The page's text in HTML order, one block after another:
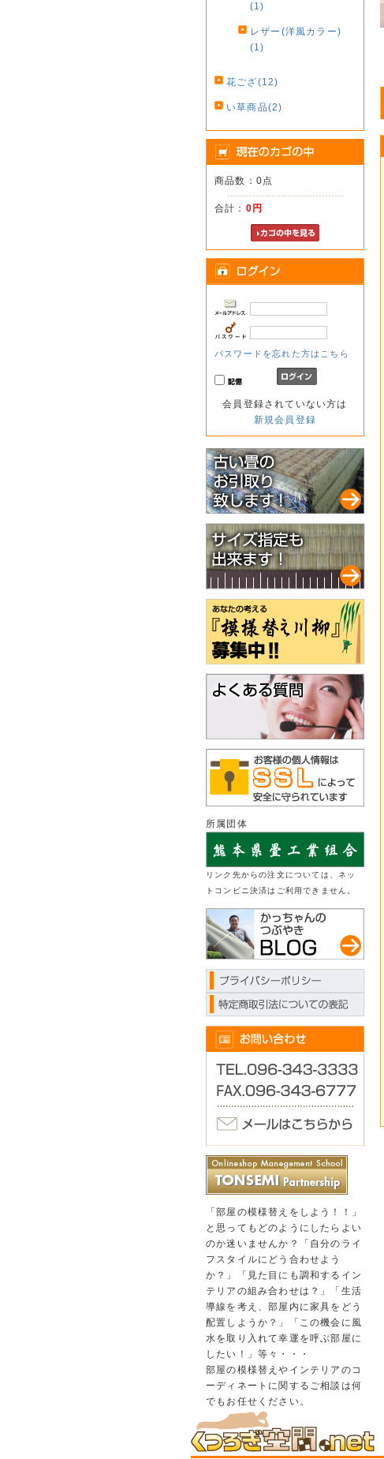
(1)
レザー(洋風カラー)
(1)
花ござ(12)
い草商品(2)
商品数：0点
合計： 0円
パスワードを忘れた方はこちら
会員登録されていない方は
新規会員登録
所属団体
リンク先からの注文については、ネッ
トコンビニ決済はご利用できません。
「部屋の模様替えをしよう！！」
と思ってもどのようにしたらよい
のか迷いませんか？「自分のライ
フスタイルにどう合わせよう
か？」「見た目にも調和するイン
テリアの組み合わせは？」「生活
導線を考え、部屋内に家具をどう
配置しようか？」「この機会に風
水を取り入れて幸運を呼ぶ部屋に
したい！」等々・・・
部屋の模様替えやインテリアのコ
ーディネートに関するご相談は何
でもお任せください。